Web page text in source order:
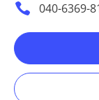
040-6369-